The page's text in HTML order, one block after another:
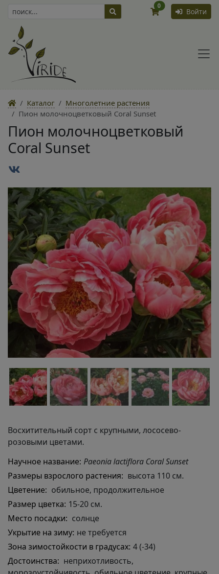
0
Войти
Каталог
Многолетние растения
Пион молочноцветковый Coral Sunset
Пион молочноцветковый
Coral Sunset
Восхитительный сорт с крупными, лососево-
розовыми цветами.
Научное название: Paeonia lactiflora Coral Sunset
Размеры взрослого растения: высота 110 см.
Цветение: обильное, продолжительное
Размер цветка: 15-20 см.
Место посадки: солнце
Укрытие на зиму: не требуется
Зона зимостойкости в градусах: 4 (-34)
Достоинства: неприхотливость,